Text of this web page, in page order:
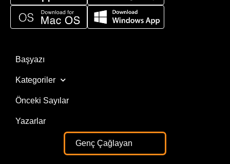
Başyazı
Kategoriler
Önceki Sayılar
Yazarlar
Genç Çağlayan